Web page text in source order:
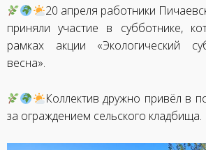
20 апреля работники
приняли участие в субботнике,
рамках акции «Экологический
весна».
Коллектив дружно привёл в
за ограждением сельского кладбища.